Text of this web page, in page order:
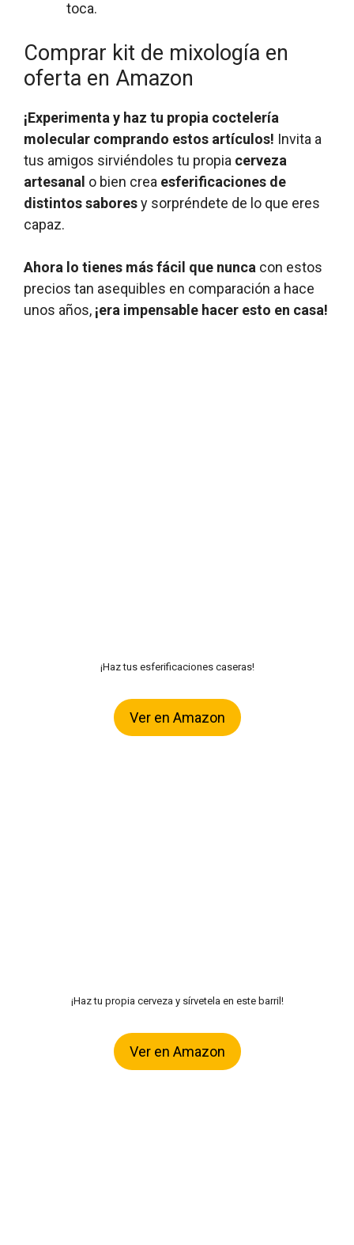
toca.
Comprar kit de mixología en
oferta en Amazon
¡Experimenta y haz tu propia coctelería
molecular comprando estos artículos! Invita a
tus amigos sirviéndoles tu propia cerveza
artesanal o bien crea esferificaciones de
distintos saboresy sorpréndete de lo que eres
capaz.
Ahora lo tienes más fácil que nunca con estos
precios tan asequibles en comparación a hace
unos años, ¡era impensable hacer esto en casa!
¡Haz tus esferificaciones caseras!
Ver en Amazon
¡Haz tu propia cerveza y sírvetela en este barril!
Ver en Amazon